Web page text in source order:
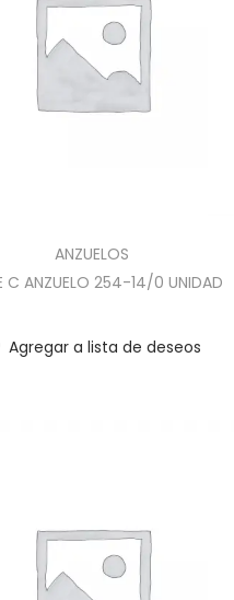
ANZUELOS
C ANZUELO 254-14/0 UNIDAD
Agregar a lista de deseos